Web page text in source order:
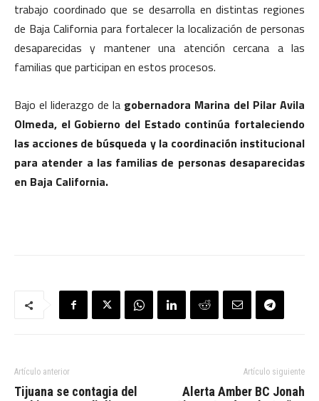
trabajo coordinado que se desarrolla en distintas regiones
de Baja California para fortalecer la localización de personas
desaparecidas y mantener una atención cercana a las
familias que participan en estos procesos.
Bajo el liderazgo de la gobernadora Marina del Pilar Avila
Olmeda, el Gobierno del Estado continúa fortaleciendo
las acciones de búsqueda y la coordinación institucional
para atender a las familias de personas desaparecidas
en Baja California.
Artículo anterior
Tijuana se contagia del
Artículo siguiente
Alerta Amber BC Jonah